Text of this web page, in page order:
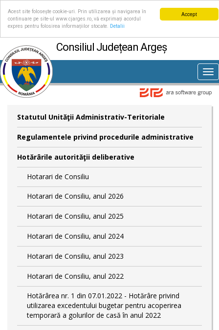
Accept
Acest site folosește cookie-uri. Prin utilizarea și navigarea în
continuare pe site-ul www.cjarges.ro, vă exprimați acordul
expres pentru folosirea informațiilor stocate.
Detalii
Consiliul Județean Argeș
Statutul Unităţii Administrativ-Teritoriale
Regulamentele privind procedurile administrative
Hotărârile autorităţii deliberative
Hotarari de Consiliu
Hotarari de Consiliu, anul 2026
Hotarari de Consiliu, anul 2025
Hotarari de Consiliu, anul 2024
Hotarari de Consiliu, anul 2023
Hotarari de Consiliu, anul 2022
Hotărârea nr. 1 din 07.01.2022 - Hotărâre privind
utilizarea excedentului bugetar pentru acoperirea
temporară a golurilor de casă în anul 2022